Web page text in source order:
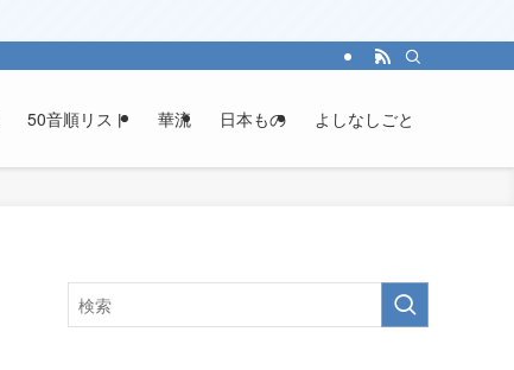
50音順リスト 華流 日本もの よしなしごと